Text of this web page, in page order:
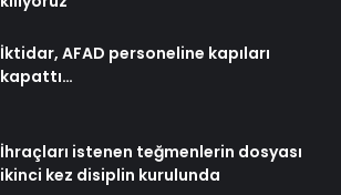
İktidar, AFAD personeline kapıları
kapattı…
İhraçları istenen teğmenlerin dosyası
ikinci kez disiplin kurulunda